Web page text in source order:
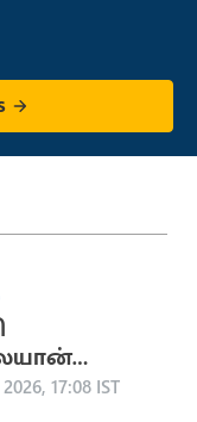
செப்.15-ல்
17:08 IST